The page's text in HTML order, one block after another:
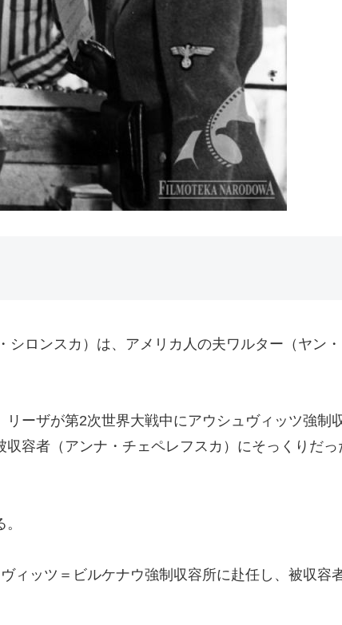
ロンスカ）は、アメリカ人の夫ワルター（ヤン
ーザが第2次世界大戦中にアウシュヴィッツ強制
容者（アンナ・チェペレフスカ）にそっくりだ
ィッツ＝ビルケナウ強制収容所に赴任し、被収容